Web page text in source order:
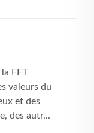
FFT
valeurs du
et des
des autr...